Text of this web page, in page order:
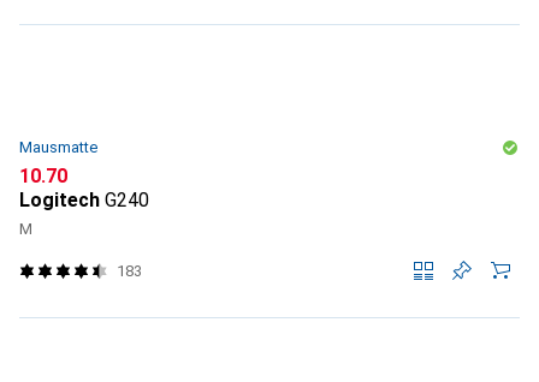
Mausmatte
CHF
10.70
Logitech G240
M
183